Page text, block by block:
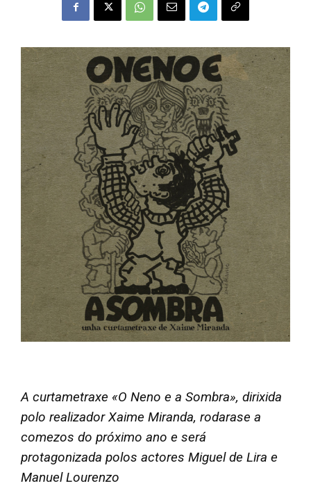
A curtametraxe «O Neno e a Sombra», dirixida
polo realizador Xaime Miranda, rodarase a
comezos do próximo ano e será
protagonizada polos actores Miguel de Lira e
Manuel Lourenzo